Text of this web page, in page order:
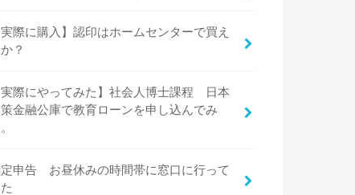
実際に購入】認印はホームセンターで買え
？
実際にやってみた】社会人博士課程 日本
金融公庫で教育ローンを申し込んでみ
申告 お昼休みの時間帯に窓口に行って